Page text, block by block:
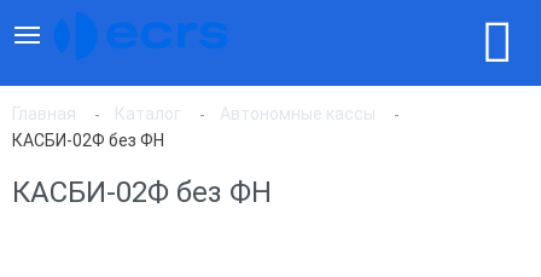
Главная Каталог
Автономные кассы
КАСБИ-02Ф без ФН
КАСБИ-02Ф без ФН